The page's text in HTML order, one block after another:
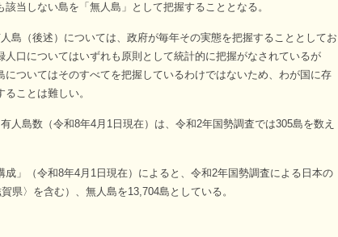
当しない島を「無人島」として把握することとなる。
島（後述）については、政府が毎年その実態を把握することとしてお
口についてはいずれも原則として統計的に把握がなされているが
についてはそのすべてを把握しているわけではないため、わが国に存
ことは難しい。
島数（令和8年4月1日現在）は、令和2年国勢調査では305島を数え
」（令和8年4月1日現在）によると、令和2年国勢調査による日本の
〉を含む）、無人島を13,704島としている。